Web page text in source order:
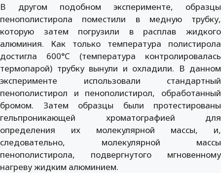
В другом подобном эксперименте, образцы
пенополистирола поместили в медную трубку,
которую затем погрузили в расплав жидкого
алюминия. Как только температура полистирола
достигла 600°C (температура контролировалась
термопарой) трубку вынули и охладили. В данном
эксперименте использовали стандартный
пенополистирол и пенополистирол, обработанный
бромом. Затем образцы были протестированы
гельпроникающей хроматографией для
определения их молекулярной массы, и,
следовательно, молекулярной массы
пенополистирола, подвергнутого мгновенному
нагреву жидким алюминием.